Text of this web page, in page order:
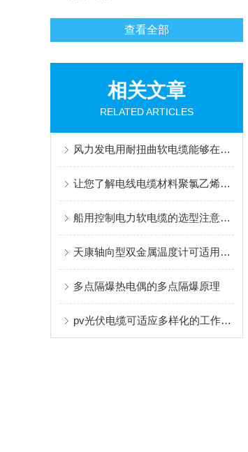
查看全部
相关文章
RELATED ARTICLES
风力发电用耐扭曲软电缆能够在设备运转时承受一定的扭转力
让您了解电线电缆材料聚氯乙烯树脂的结构
船用控制电力软电缆的选型注意事项
天康轴向型双金属温度计可适用于较为恶劣的环境条件中
多点隔爆热电偶的多点隔爆原理
pv光伏电缆可适应多样化的工作环境